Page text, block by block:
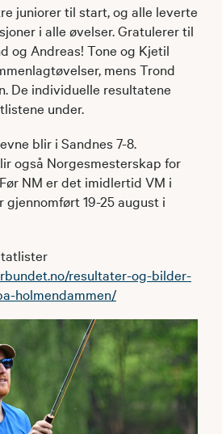
juniorer til start, og alle leverte
i alle øvelser. Gratulerer til
og Andreas! Tone og Kjetil
mens Trond
De individuelle resultatene
under.
blir i Sandnes 7-8.
også Norgesmesterskap for
NM er det imidlertid VM i
gjennomført 19-25 august i
resultater-og-bilder-
holmendammen/